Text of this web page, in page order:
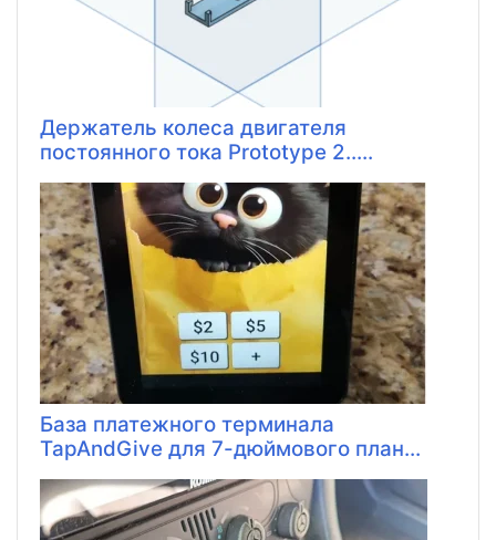
Держатель колеса двигателя
постоянного тока Prototype 2.....
База платежного терминала
TapAndGive для 7-дюймового план...